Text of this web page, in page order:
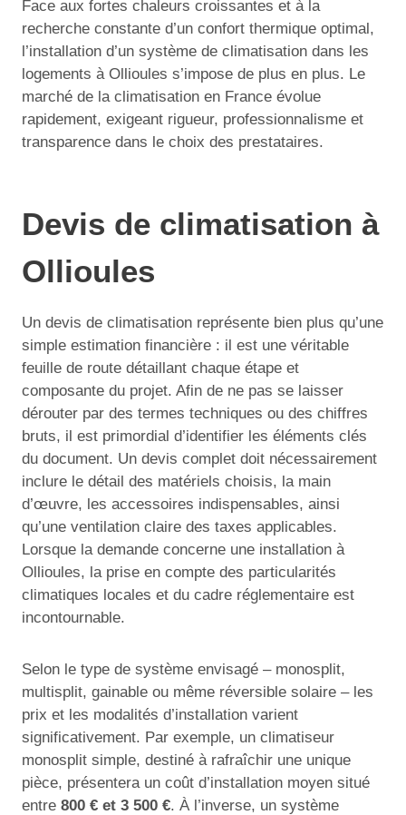
Face aux fortes chaleurs croissantes et à la
recherche constante d’un confort thermique optimal,
l’installation d’un système de climatisation dans les
logements à Ollioules s’impose de plus en plus. Le
marché de la climatisation en France évolue
rapidement, exigeant rigueur, professionnalisme et
transparence dans le choix des prestataires.
Devis de climatisation à
Ollioules
Un devis de climatisation représente bien plus qu’une
simple estimation financière : il est une véritable
feuille de route détaillant chaque étape et
composante du projet. Afin de ne pas se laisser
dérouter par des termes techniques ou des chiffres
bruts, il est primordial d’identifier les éléments clés
du document. Un devis complet doit nécessairement
inclure le détail des matériels choisis, la main
d’œuvre, les accessoires indispensables, ainsi
qu’une ventilation claire des taxes applicables.
Lorsque la demande concerne une installation à
Ollioules, la prise en compte des particularités
climatiques locales et du cadre réglementaire est
incontournable.
Selon le type de système envisagé – monosplit,
multisplit, gainable ou même réversible solaire – les
prix et les modalités d’installation varient
significativement. Par exemple, un climatiseur
monosplit simple, destiné à rafraîchir une unique
pièce, présentera un coût d’installation moyen situé
entre 800 € et 3 500 €. À l’inverse, un système